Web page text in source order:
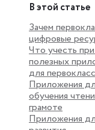
В этой статье
Зачем
цифровые
Что учесть
полезных
для
Приложения
обучения
грамоте
Приложения